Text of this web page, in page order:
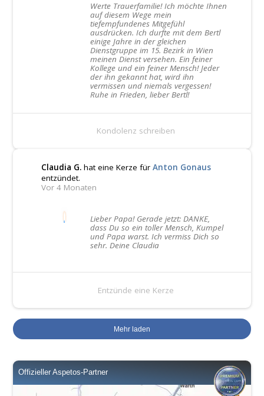
Werte Trauerfamilie! Ich möchte Ihnen
auf diesem Wege mein
tiefempfundenes Mitgefühl
ausdrücken. Ich durfte mit dem Bertl
einige Jahre in der gleichen
Dienstgruppe im 15. Bezirk in Wien
meinen Dienst versehen. Ein feiner
Kollege und ein feiner Mensch! Jeder
der ihn gekannt hat, wird ihn
vermissen und niemals vergessen!
Ruhe in Frieden, lieber Bertl!
Kondolenz schreiben
Claudia G. hat eine Kerze fürAnton Gonaus
entzündet.
Vor 4 Monaten
Lieber Papa! Gerade jetzt: DANKE,
dass Du so ein toller Mensch, Kumpel
und Papa warst. Ich vermiss Dich so
sehr. Deine Claudia
Entzünde eine Kerze
Mehr laden
Offizieller Aspetos-Partner